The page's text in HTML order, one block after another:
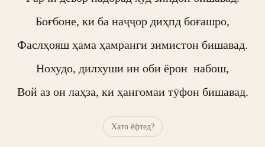
Боғбоне, ки ба наҷҷор диҳпд боғашро,
Фаслҳояш ҳама ҳамранги зимистон бишавад.
Нохудо, дилхуши ин оби ёрон  набош,
Вой аз он лаҳза, ки ҳангомаи тӯфон бишавад.
Хато ёфтед?